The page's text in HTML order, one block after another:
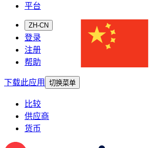
平台
ZH-CN
登录
注册
帮助
下载此应用
切换菜单
比较
供应商
货币